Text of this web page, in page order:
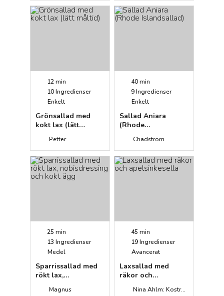
12 min
10Ingredienser
Enkelt
Grönsallad med
kokt lax (lätt
Petter
40 min
9Ingredienser
Enkelt
Sallad Aniara
(Rhode
Chädström
25 min
13 Ingredienser
Medel
Sparrissallad med
rökt lax,
kokt ägg
Magnus
45 min
19Ingredienser
Avancerat
Laxsallad med
räkor och
Nina Ahlm: Kostrådgivarens kokbok